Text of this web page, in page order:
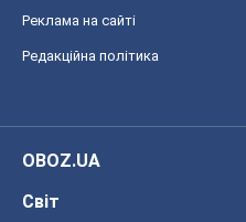
Реклама на сайті
Редакційна політика
OBOZ.UA
Світ